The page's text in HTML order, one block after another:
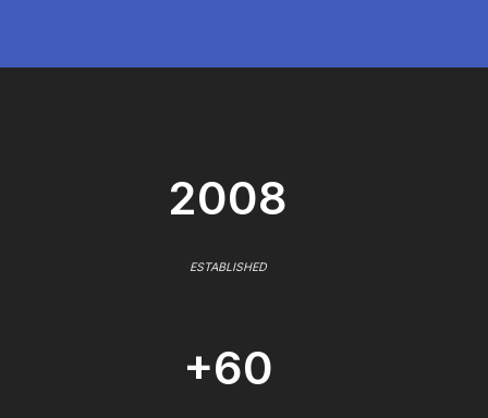
2008
ESTABLISHED
+60